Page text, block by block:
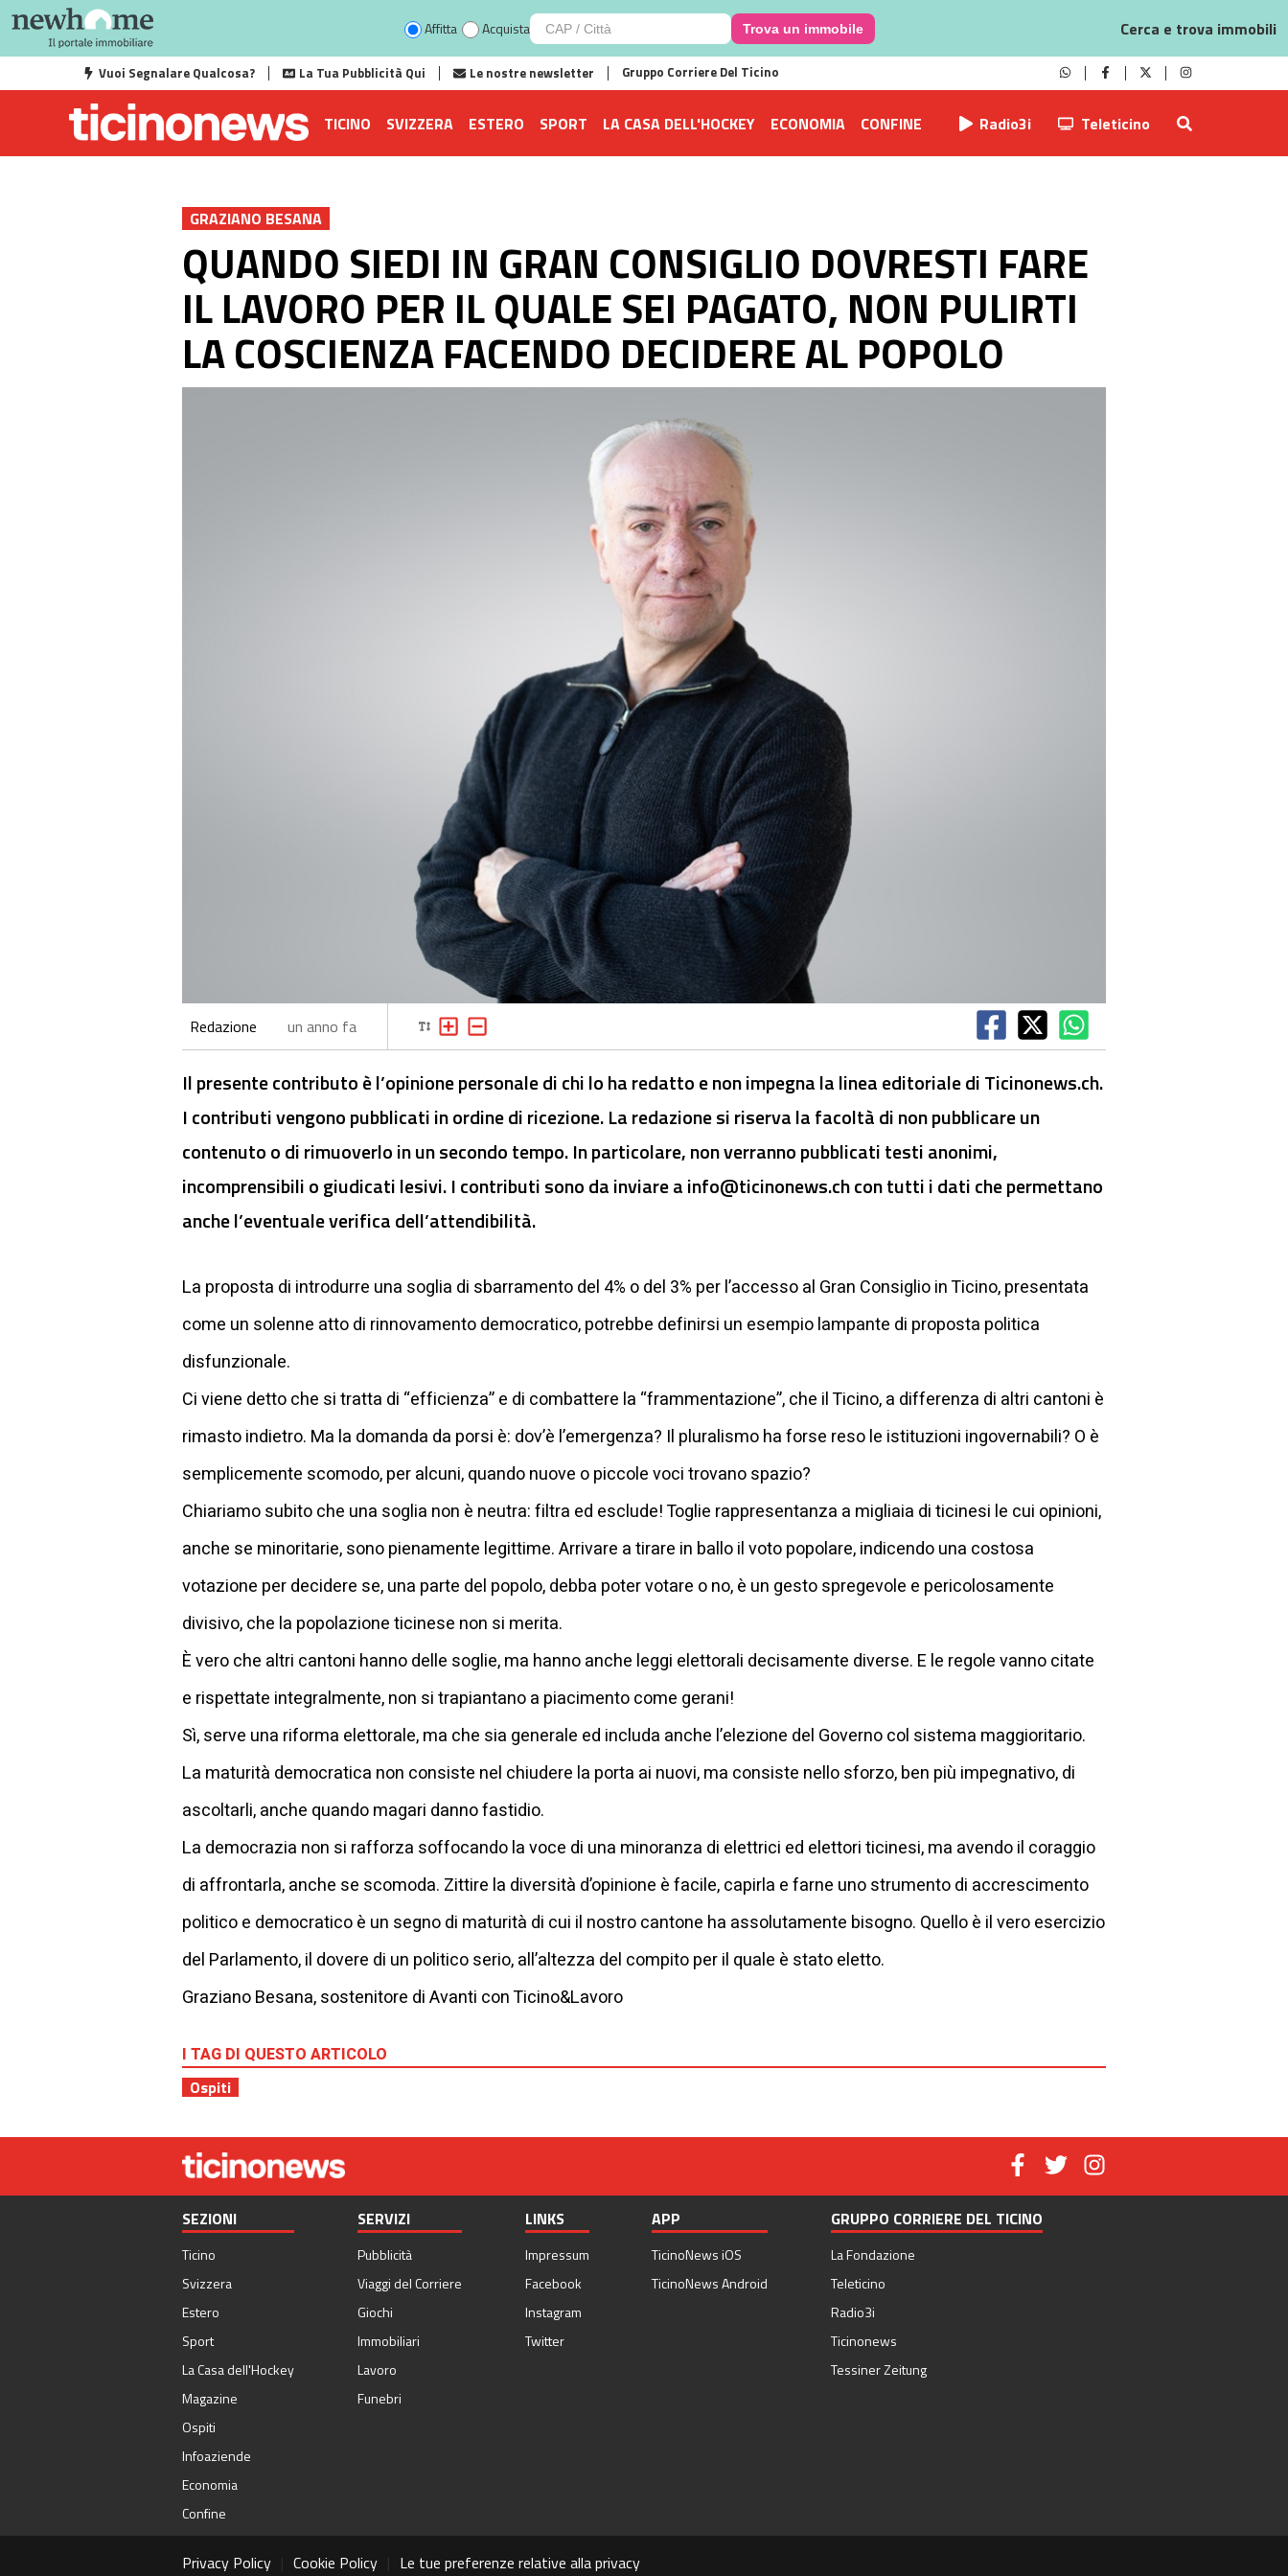
Affitta Acquista Trova un immobile Cerca e trova immobili
Vuoi Segnalare Qualcosa? La Tua Pubblicità Qui Le nostre newsletter Gruppo Corriere Del Ticino
TICINO SVIZZERA ESTERO SPORT LA CASA DELL'HOCKEY ECONOMIA CONFINE Radio3i Teleticino
GRAZIANO BESANA
QUANDO SIEDI IN GRAN CONSIGLIO DOVRESTI FARE
IL LAVORO PER IL QUALE SEI PAGATO, NON PULIRTI
LA COSCIENZA FACENDO DECIDERE AL POPOLO
Redazione un anno fa
Il presente contributo è l’opinione personale di chi lo ha redatto e non impegna la linea editoriale di Ticinonews.ch.
I contributi vengono pubblicati in ordine di ricezione. La redazione si riserva la facoltà di non pubblicare un
contenuto o di rimuoverlo in un secondo tempo. In particolare, non verranno pubblicati testi anonimi,
incomprensibili o giudicati lesivi. I contributi sono da inviare ainfo@ticinonews.chcon tutti i dati che permettano
anche l’eventuale verifica dell’attendibilità.
La proposta di introdurre una soglia di sbarramento del 4% o del 3% per l’accesso al Gran Consiglio in Ticino, presentata
come un solenne atto di rinnovamento democratico, potrebbe definirsi un esempio lampante di proposta politica
disfunzionale.
Ci viene detto che si tratta di “efficienza” e di combattere la “frammentazione”, che il Ticino, a differenza di altri cantoni è
rimasto indietro. Ma la domanda da porsi è: dov’è l’emergenza? Il pluralismo ha forse reso le istituzioni ingovernabili? O è
semplicemente scomodo, per alcuni, quando nuove o piccole voci trovano spazio?
Chiariamo subito che una soglia non è neutra: filtra ed esclude! Toglie rappresentanza a migliaia di ticinesi le cui opinioni,
anche se minoritarie, sono pienamente legittime. Arrivare a tirare in ballo il voto popolare, indicendo una costosa
votazione per decidere se, una parte del popolo, debba poter votare o no, è un gesto spregevole e pericolosamente
divisivo, che la popolazione ticinese non si merita.
È vero che altri cantoni hanno delle soglie, ma hanno anche leggi elettorali decisamente diverse. E le regole vanno citate
e rispettate integralmente, non si trapiantano a piacimento come gerani!
Sì, serve una riforma elettorale, ma che sia generale ed includa anche l’elezione del Governo col sistema maggioritario.
La maturità democratica non consiste nel chiudere la porta ai nuovi, ma consiste nello sforzo, ben più impegnativo, di
ascoltarli, anche quando magari danno fastidio.
La democrazia non si rafforza soffocando la voce di una minoranza di elettrici ed elettori ticinesi, ma avendo il coraggio
di affrontarla, anche se scomoda. Zittire la diversità d’opinione è facile, capirla e farne uno strumento di accrescimento
politico e democratico è un segno di maturità di cui il nostro cantone ha assolutamente bisogno. Quello è il vero esercizio
del Parlamento, il dovere di un politico serio, all’altezza del compito per il quale è stato eletto.
Graziano Besana, sostenitore di Avanti con Ticino&Lavoro
I TAG DI QUESTO ARTICOLO
Ospiti
SEZIONI
Ticino
Svizzera
Estero
Sport
La Casa dell'Hockey
Magazine
Ospiti
Infoaziende
Economia
Confine
SERVIZI
Pubblicità
Viaggi del Corriere
Giochi
Immobiliari
Lavoro
Funebri
LINKS
Impressum
Facebook
Instagram
Twitter
APP
TicinoNews iOS
TicinoNews Android
GRUPPO CORRIERE DEL TICINO
La Fondazione
Teleticino
Radio3i
Ticinonews
Tessiner Zeitung
Privacy Policy Cookie Policy Le tue preferenze relative alla privacy